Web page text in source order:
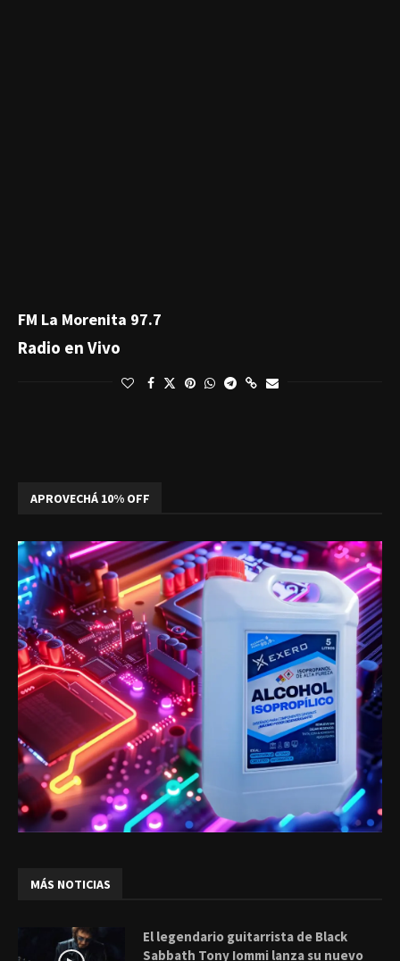
FM La Morenita 97.7
Radio en Vivo
APROVECHÁ 10% OFF
MÁS NOTICIAS
El legendario guitarrista de Black
Sabbath Tony Iommi lanza su nuevo